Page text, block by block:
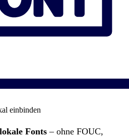
einbinden
lokale Fonts – ohne FOUC,